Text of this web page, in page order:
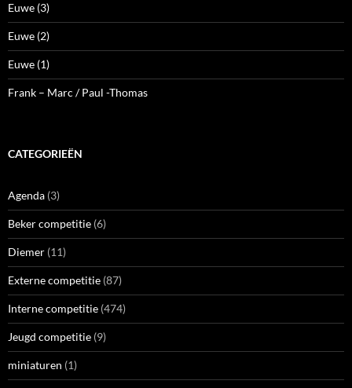
Euwe (3)
Euwe (2)
Euwe (1)
Frank – Marc / Paul -Thomas
CATEGORIEËN
Agenda (3)
Beker competitie (6)
Diemer (11)
Externe competitie (87)
Interne competitie (474)
Jeugd competitie (9)
miniaturen (1)